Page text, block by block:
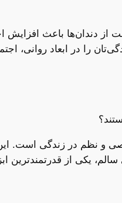
از دندان‌ها باعث
را در ابعاد روانی،
و نظم در زندگی است.
سالم، یکی از قدرتمندترین